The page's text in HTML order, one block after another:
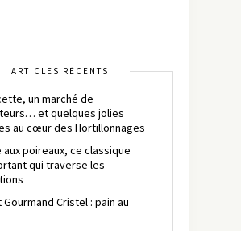
ARTICLES RÉCENTS
un marché de
et quelques jolies
au cœur des Hortillonnages
aux poireaux, ce classique
qui traverse les
Cristel : pain au